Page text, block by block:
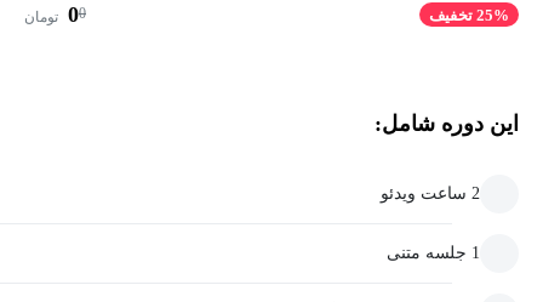
25% تخفیف 0
0 تومان
این دوره شامل:
2 ساعت ویدئو
1 جلسه متنی